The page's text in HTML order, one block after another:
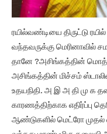
ரயில்வண்டியை திருட்டு ரயில்
வந்தவருக்கு மெரினாவில்
தானே ?அசிங்கத்தின்
அசிங்கத்தின் மிச்சம்
உதயநிதி. அ இ அ தி மு
காரணத்திற்காக எதிர்ப்பு
ஆண்டுகளில் மெட்ரோ முதல்